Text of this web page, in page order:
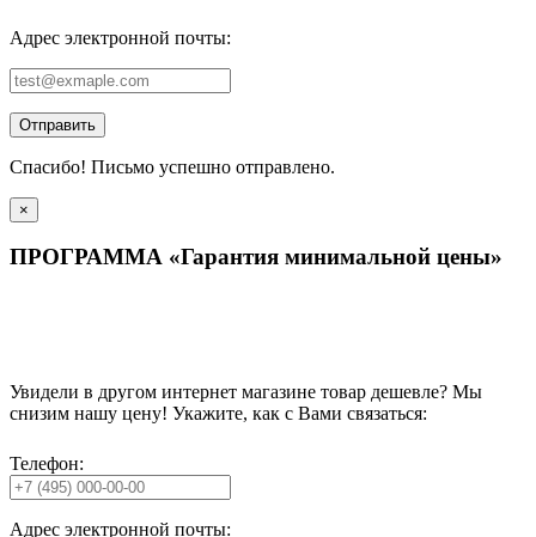
Адрес электронной почты:
Отправить
Спасибо! Письмо успешно отправлено.
×
ПРОГРАММА «Гарантия минимальной цены»
Увидели в другом интернет магазине товар дешевле? Мы
снизим нашу цену! Укажите, как с Вами связаться:
Телефон:
Адрес электронной почты: